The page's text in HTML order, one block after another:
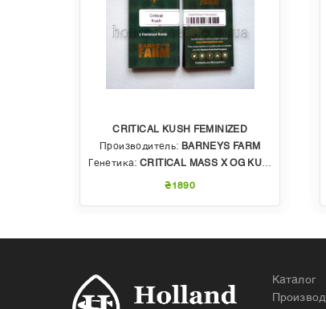
CRITICAL KUSH FEMINIZED
Производитель: BARNEYS FARM
Генетика:CRITICAL MASS X OG KUSH
₴1890
Каталог